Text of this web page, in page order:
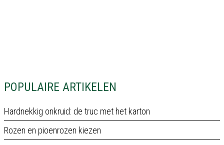
POPULAIRE ARTIKELEN
Hardnekkig onkruid: de truc met het karton
Rozen en pioenrozen kiezen